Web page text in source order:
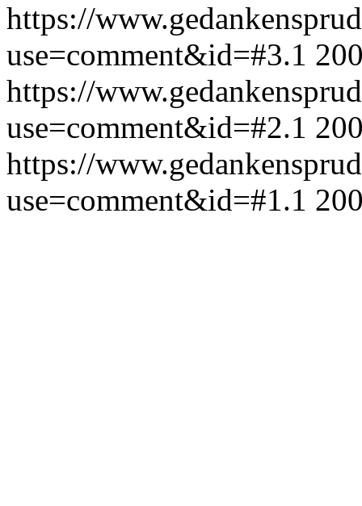
https://
use=comment&id=#3.1
https://
use=comment&id=#2.1
https://
use=comment&id=#1.1